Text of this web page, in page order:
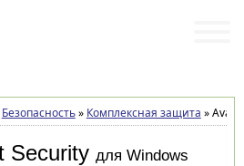
Безопасность» Комплексная защита »Avast
Security для Windows